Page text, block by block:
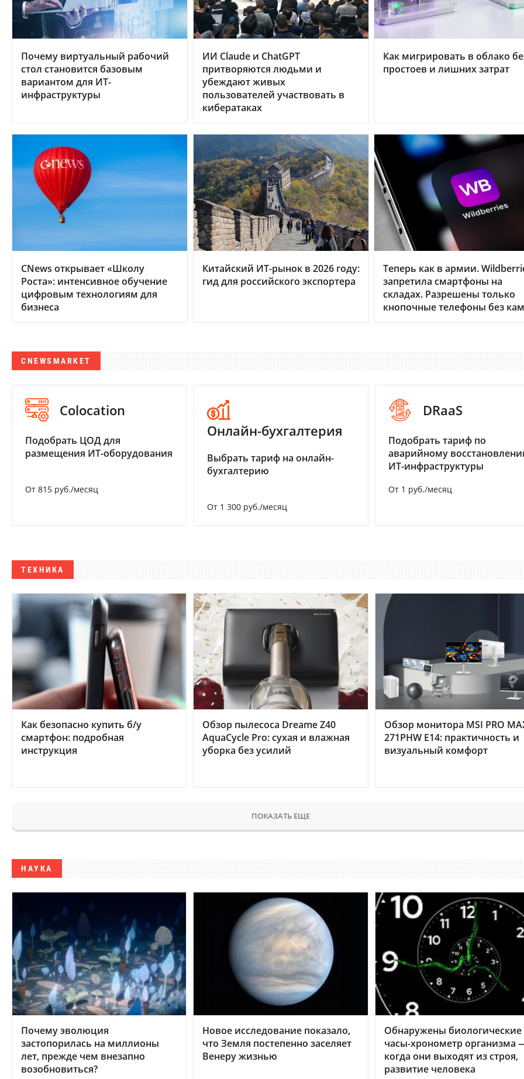
Почему виртуальный рабочий
стол становится базовым
вариантом для ИТ-
инфраструктуры
ИИ Claude и ChatGPT
притворяются людьми и
убеждают живых
пользователей участвовать в
кибератаках
Как мигрировать в облако
простоев и лишних затрат
CNews открывает «Школу
Роста»: интенсивное обучение
цифровым технологиям для
бизнеса
Китайский ИТ-рынок в 2026 году:
гид для российского экспортера
Теперь как в армии.
запретила смартфоны на
складах. Разрешены только
кнопочные телефоны без
CNEWSMARKET
Colocation
Подобрать ЦОД для
размещения ИТ-оборудования
От 815 руб./месяц
Онлайн-бухгалтерия
Выбрать тариф на онлайн-
бухгалтерию
От 1 300 руб./месяц
DRaaS
Подобрать тариф по
аварийному
ИТ-инфраструктуры
От 1 руб./месяц
ТЕХНИКА
Как безопасно купить б/у
смартфон: подробная
инструкция
Обзор пылесоса Dreame Z40
AquaCycle Pro: сухая и влажная
уборка без усилий
Обзор монитора MSI PRO
271PHW E14: практичность и
визуальный комфорт
ПОКАЗАТЬ ЕЩЕ
НАУКА
Почему эволюция
застопорилась на миллионы
лет, прежде чем внезапно
возобновиться?
Новое исследование показало,
что Земля постепенно заселяет
Венеру жизнью
Обнаружены биологические
часы-хронометр организма
когда они выходят из строя,
развитие человека